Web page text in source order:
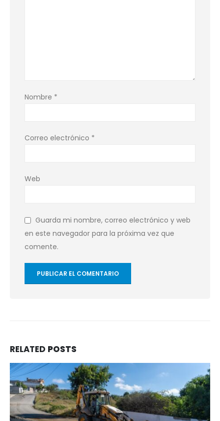
Nombre *
Correo electrónico *
Web
Guarda mi nombre, correo electrónico y web
en este navegador para la próxima vez que
comente.
RELATED POSTS